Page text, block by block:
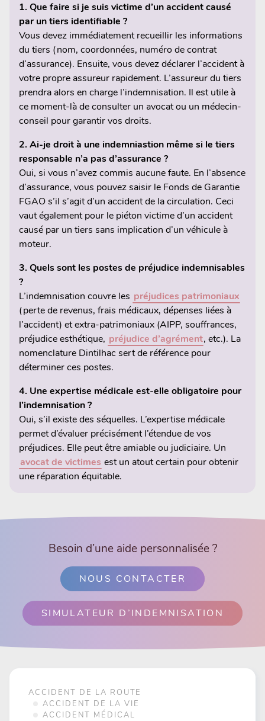
1. Que faire si je suis victime d’un accident causé
par un tiers identifiable ?
Vous devez immédiatement recueillir les informations
du tiers (nom, coordonnées, numéro de contrat
d’assurance). Ensuite, vous devez déclarer l’accident à
votre propre assureur rapidement. L’assureur du tiers
prendra alors en charge l’indemnisation. Il est utile à
ce moment-là de consulter un avocat ou un médecin-
conseil pour garantir vos droits.
2. Ai-je droit à une indemniastion même si le tiers
responsable n’a pas d’assurance ?
Oui, si vous n’avez commis aucune faute. En l’absence
d’assurance, vous pouvez saisir le Fonds de Garantie
FGAO s’il s’agit d’un accident de la circulation. Ceci
vaut également pour le piéton victime d’un accident
causé par un tiers sans implication d’un véhicule à
moteur.
3. Quels sont les postes de préjudice indemnisables
?
L’indemnisation couvre les préjudices patrimoniaux
(perte de revenus, frais médicaux, dépenses liées à
l’accident) et extra-patrimoniaux (AIPP, souffrances,
préjudice esthétique, préjudice d’agrément, etc.). La
nomenclature Dintilhac sert de référence pour
déterminer ces postes.
4. Une expertise médicale est-elle obligatoire pour
l’indemnisation ?
Oui, s’il existe des séquelles. L’expertise médicale
permet d’évaluer précisément l’étendue de vos
préjudices. Elle peut être amiable ou judiciaire. Un
avocat de victimes est un atout certain pour obtenir
une réparation équitable.
Besoin d’une aide personnalisée ?
NOUS CONTACTER
SIMULATEUR D’INDEMNISATION
ACCIDENT DE LA ROUTE
ACCIDENT DE LA VIE
ACCIDENT MÉDICAL